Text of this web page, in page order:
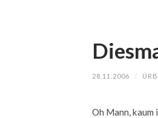
28.11.2006 /
Oh Mann,